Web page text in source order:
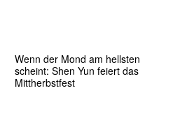
Wenn der Mond am hellsten
scheint: Shen Yun feiert das
Mittherbstfest